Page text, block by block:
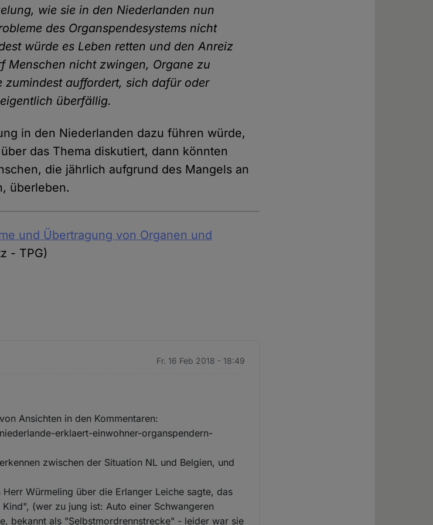
wie sie in den Niederlanden nun
des Organspendesystems nicht
würde es Leben retten und den Anreiz
Menschen nicht zwingen, Organe zu
zumindest auffordert, sich dafür oder
überfällig.
in den Niederlanden dazu führen würde,
das Thema diskutiert, dann könnten
die jährlich aufgrund des Mangels an
überleben.
und Übertragung von Organen und
- TPG)
Fr. 16 Feb 2018 - 18:49
Ansichten in den Kommentaren:
erklaert-einwohner-organspendern-
zwischen der Situation NL und Belgien, und
Würmeling über die Erlanger Leiche sagte, das
(wer zu jung ist: Auto einer Schwangeren
bekannt als "Selbstmordrennstrecke" - leider war sie